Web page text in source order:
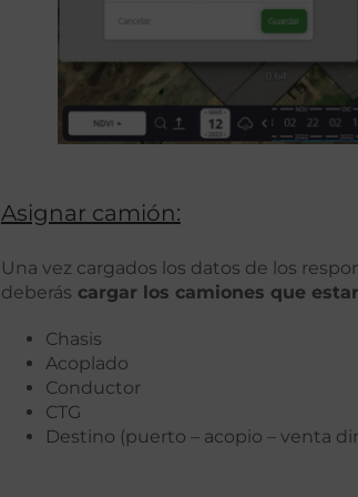
Asignar camión:
Una vez cargados los datos de los
deberás cargar los camiones que
Chasis
Acoplado
Conductor
CTG
Destino (puerto – acopio – venta